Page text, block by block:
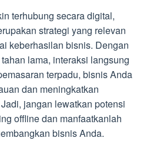
terhubung secara digital,
strategi yang relevan
keberhasilan bisnis. Dengan
lama, interaksi langsung
terpadu, bisnis Anda
dan meningkatkan
jangan lewatkan potensi
offline dan manfaatkanlah
bisnis Anda.